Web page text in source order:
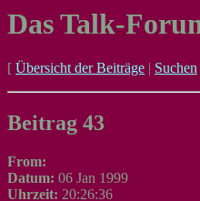
Das Talk-
[ Übersicht der Beiträge | Suchen
Beitrag 43
From:
Datum: 06 Jan 1999
Uhrzeit: 20:26:36